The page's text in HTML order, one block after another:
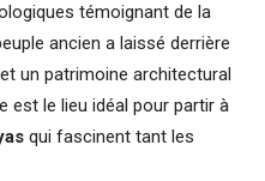
témoignant de la
ancien a laissé derrière
un patrimoine architectural
est le lieu idéal pour partir à
qui fascinent tant les